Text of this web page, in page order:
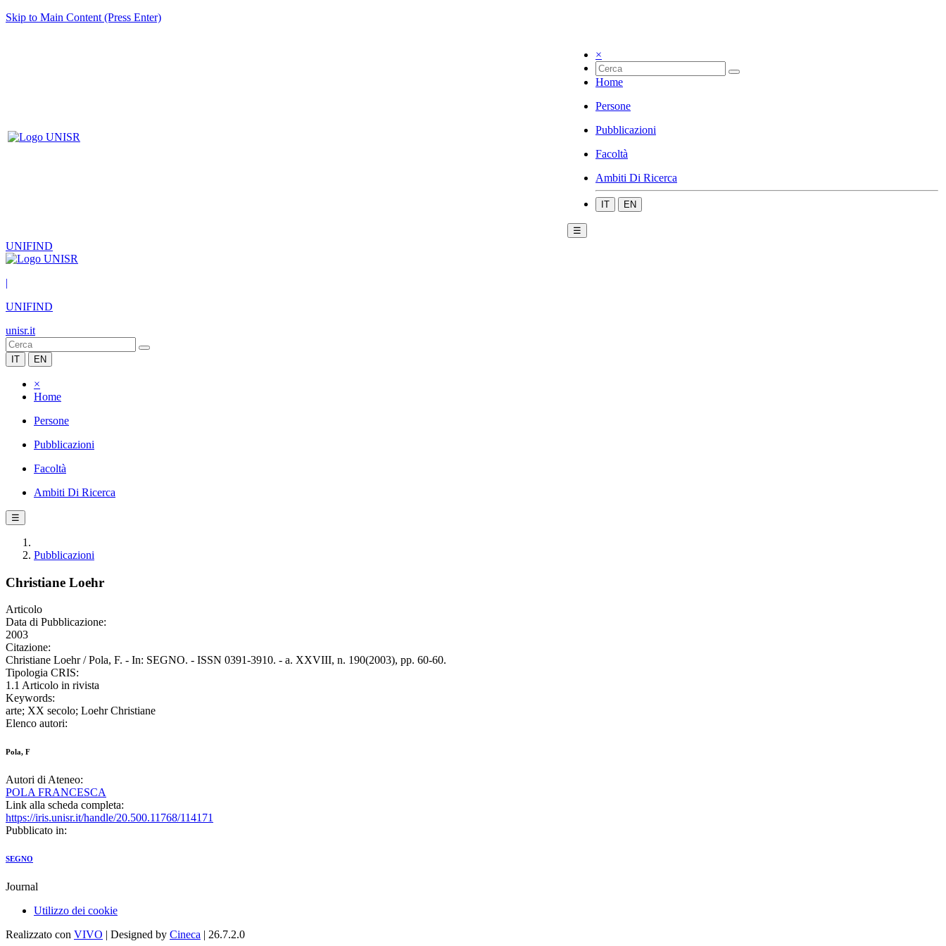
Skip to Main Content (Press Enter)
×
Home
Persone
Pubblicazioni
Facoltà
Ambiti Di Ricerca
IT EN
☰
UNIFIND
|
UNIFIND
unisr.it
IT EN
×
Home
Persone
Pubblicazioni
Facoltà
Ambiti Di Ricerca
☰
Pubblicazioni
Christiane Loehr
Articolo
Data di Pubblicazione:
2003
Citazione:
Christiane Loehr / Pola, F. - In: SEGNO. - ISSN 0391-3910. - a. XXVIII, n. 190(2003), pp. 60-60.
Tipologia CRIS:
1.1 Articolo in rivista
Keywords:
arte; XX secolo; Loehr Christiane
Elenco autori:
Pola, F
Autori di Ateneo:
POLA FRANCESCA
Link alla scheda completa:
https://iris.unisr.it/handle/20.500.11768/114171
Pubblicato in:
SEGNO
Journal
Utilizzo dei cookie
Realizzato con VIVO | Designed by Cineca | 26.7.2.0